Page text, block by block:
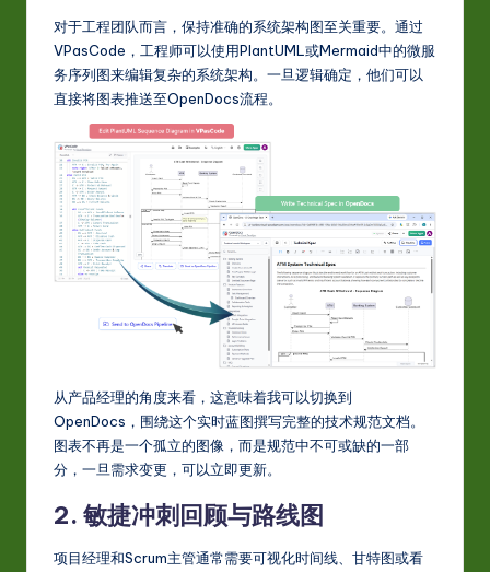
In
对于工程团队而言，保持准确的系统架构图至关重要。通过
VPasCode，工程师可以使用PlantUML或Mermaid中的微服
务序列图来编辑复杂的系统架构。一旦逻辑确定，他们可以
直接将图表推送至OpenDocs流程。
从产品经理的角度来看，这意味着我可以切换到
OpenDocs，围绕这个实时蓝图撰写完整的技术规范文档。
图表不再是一个孤立的图像，而是规范中不可或缺的一部
分，一旦需求变更，可以立即更新。
2. 敏捷冲刺回顾与路线图
项目经理和Scrum主管通常需要可视化时间线、甘特图或看